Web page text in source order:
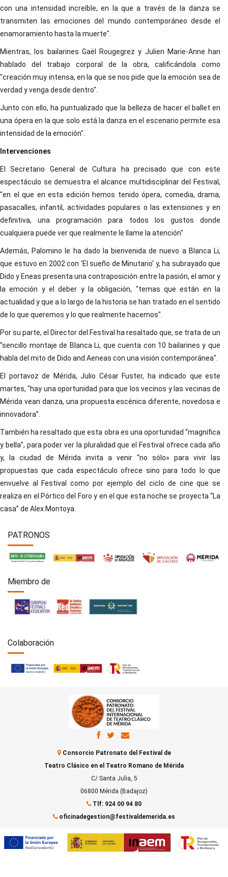
con una intensidad increíble, en la que a través de la danza se
transmiten las emociones del mundo contemporáneo desde el
enamoramiento hasta la muerte".
Mientras, los bailarines Gaël Rougegrez y Julien Marie-Anne han
hablado del trabajo corporal de la obra, calificándola como
"creación muy intensa, en la que se nos pide que la emoción sea de
verdad y venga desde dentro".
Junto con ello, ha puntualizado que la belleza de hacer el ballet en
una ópera en la que solo está la danza en el escenario permite esa
intensidad de la emoción".
Intervenciones
El Secretario General de Cultura ha precisado que con este
espectáculo se demuestra el alcance multidisciplinar del Festival,
"en el que en esta edición hemos tenido ópera, comedia, drama,
pasacalles, infantil, actividades populares o las extensiones y en
definitiva, una programación para todos los gustos donde
cualquiera puede ver que realmente le llame la atención"
Además, Palomino le ha dado la bienvenida de nuevo a Blanca Li,
que estuvo en 2002 con 'El sueño de Minutario' y, ha subrayado que
Dido y Eneas presenta una contraposición entre la pasión, el amor y
la emoción y el deber y la obligación, "temas que están en la
actualidad y que a lo largo de la historia se han tratado en el sentido
de lo que queremos y lo que realmente hacemos".
Por su parte, el Director del Festival ha resaltado que, se trata de un
"sencillo montaje de Blanca Li, que cuenta con 10 bailarines y que
habla del mito de Dido and Aeneas con una visión contemporánea".
El portavoz de Mérida, Julio César Fuster, ha indicado que este
martes, "hay una oportunidad para que los vecinos y las vecinas de
Mérida vean danza, una propuesta escénica diferente, novedosa e
innovadora”.
También ha resaltado que esta obra es una oportunidad “magnífica
y bella”, para poder ver la pluralidad que el Festival ofrece cada año
y, la ciudad de Mérida invita a venir “no sólo» para vivir las
propuestas que cada espectáculo ofrece sino para todo lo que
envuelve al Festival como por ejemplo del ciclo de cine que se
realiza en el Pórtico del Foro y en el que esta noche se proyecta “La
casa” de Alex Montoya.
PATRONOS
Miembro de
Colaboración
Consorcio Patronato del Festival de
Teatro Clásico en el Teatro Romano de Mérida
C/ Santa Julia, 5
06800 Mérida (Badajoz)
Tlf: 924 00 94 80
oficinadegestion@festivaldemerida.es